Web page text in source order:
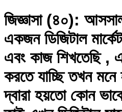
জিজ্ঞাসা (৪০):
একজন ডিজিটাল
এবং কাজ শিখতেছি
করতে যাচ্ছি তখন
দ্বারা হয়তো কোন